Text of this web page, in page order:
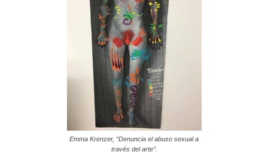
Emma Krenzer, “Denuncia el abuso sexual a
través del arte”.